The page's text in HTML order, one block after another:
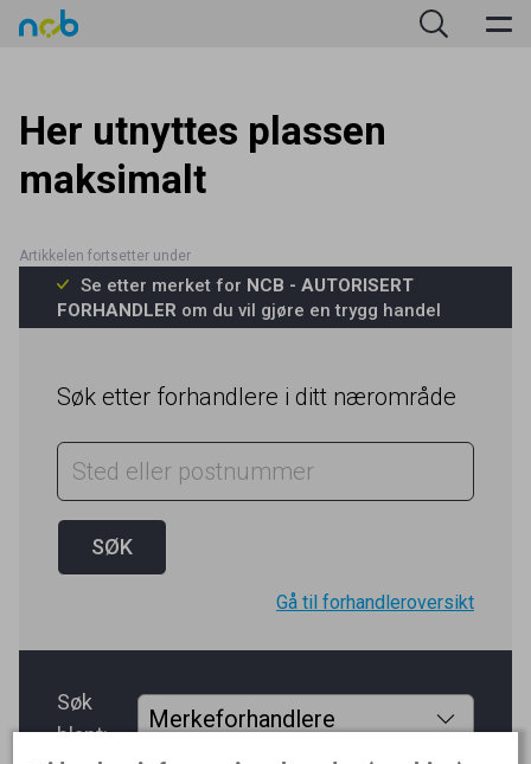
Her utnyttes plassen
maksimalt
Se etter merket for NCB - AUTORISERT
FORHANDLER om du vil gjøre en trygg handel
Søk etter forhandlere i ditt nærområde
Gå til forhandleroversikt
Søk
blant: